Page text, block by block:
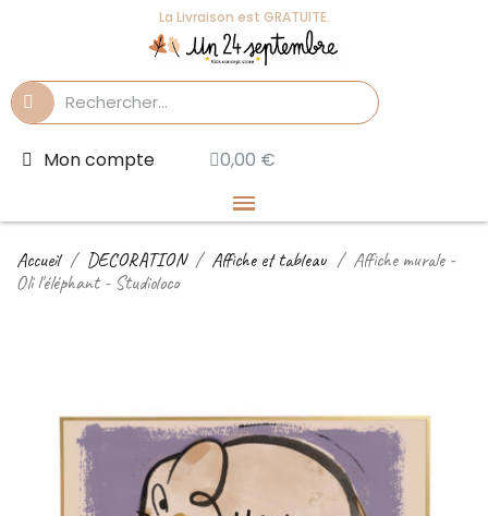
La Livraison est GRATUITE.
Mon compte 0,00 €
Accueil DECORATION Affiche et tableau
Affiche murale -
Oli l'éléphant - Studioloco